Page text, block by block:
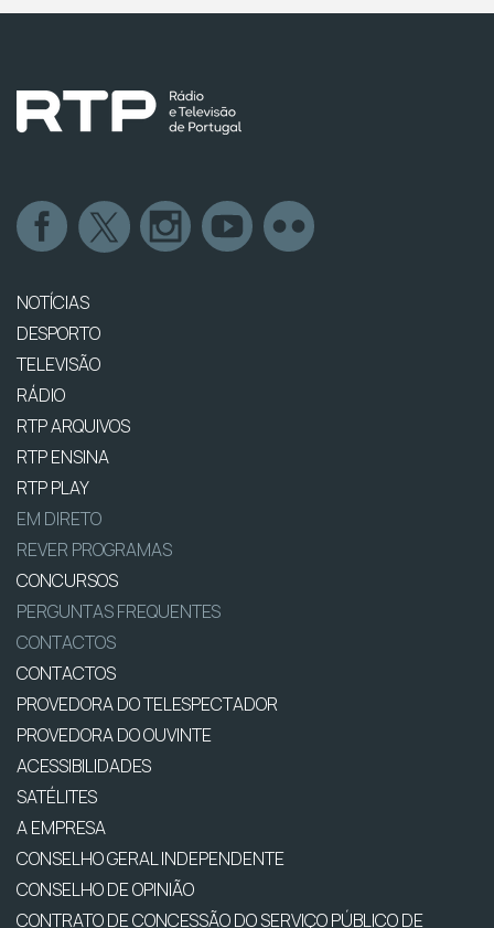
NOTÍCIAS
DESPORTO
TELEVISÃO
RÁDIO
RTP ARQUIVOS
RTP ENSINA
RTP PLAY
EM DIRETO
REVER PROGRAMAS
CONCURSOS
PERGUNTAS FREQUENTES
CONTACTOS
CONTACTOS
PROVEDORA DO TELESPECTADOR
PROVEDORA DO OUVINTE
ACESSIBILIDADES
SATÉLITES
A EMPRESA
CONSELHO GERAL INDEPENDENTE
CONSELHO DE OPINIÃO
CONTRATO DE CONCESSÃO DO SERVIÇO PÚBLICO DE